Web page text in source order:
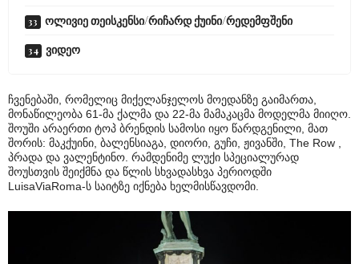
ოლივიე თეისკენსი/რიჩარდ ქუინი/რედემფშენი
ვიდეო
ჩვენებაში, რომელიც მიქელანჯელოს მოედანზე გაიმართა,
მონაწილეობა 61-მა ქალმა და 22-მა მამაკაცმა მოდელმა მიიღო.
შოუში არაერთი ტოპ ბრენდის სამოსი იყო წარდგენილი, მათ
შორის: მაკქუინი, ბალენსიაგა, დიორი, გუჩი, ჟივანში, The Row ,
პრადა და ვალენტინო. რამდენიმე ლუქი სპეციალურად
შოუსთვის შეიქმნა და წლის სხვადასხვა პერიოდში
LuisaViaRoma-ს საიტზე იქნება ხელმისწავდომი.